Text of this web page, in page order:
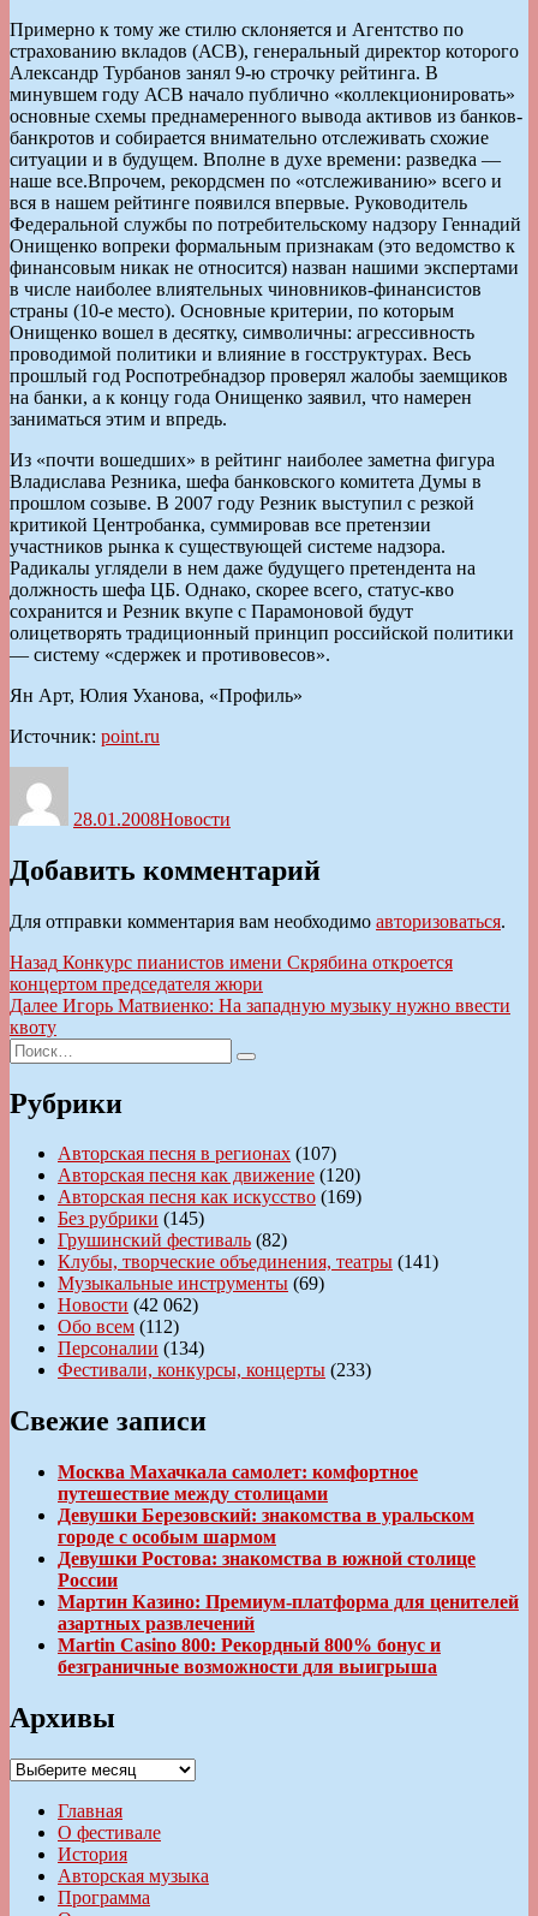
Примерно к тому же стилю склоняется и Агентство по
страхованию вкладов (АСВ), генеральный директор которого
Александр Турбанов занял 9-ю строчку рейтинга. В
минувшем году АСВ начало публично «коллекционировать»
основные схемы преднамеренного вывода активов из банков-
банкротов и собирается внимательно отслеживать схожие
ситуации и в будущем. Вполне в духе времени: разведка —
наше все.Впрочем, рекордсмен по «отслеживанию» всего и
вся в нашем рейтинге появился впервые. Руководитель
Федеральной службы по потребительскому надзору Геннадий
Онищенко вопреки формальным признакам (это ведомство к
финансовым никак не относится) назван нашими экспертами
в числе наиболее влиятельных чиновников-финансистов
страны (10-е место). Основные критерии, по которым
Онищенко вошел в десятку, символичны: агрессивность
проводимой политики и влияние в госструктурах. Весь
прошлый год Роспотребнадзор проверял жалобы заемщиков
на банки, а к концу года Онищенко заявил, что намерен
заниматься этим и впредь.
Из «почти вошедших» в рейтинг наиболее заметна фигура
Владислава Резника, шефа банковского комитета Думы в
прошлом созыве. В 2007 году Резник выступил с резкой
критикой Центробанка, суммировав все претензии
участников рынка к существующей системе надзора.
Радикалы углядели в нем даже будущего претендента на
должность шефа ЦБ. Однако, скорее всего, статус-кво
сохранится и Резник вкупе с Парамоновой будут
олицетворять традиционный принцип российской политики
— систему «сдержек и противовесов».
Ян Арт, Юлия Уханова, «Профиль»
Источник: point.ru
28.01.2008Новости
Добавить комментарий
Для отправки комментария вам необходимо авторизоваться.
Навигация
по
записям
Назад Предыдущая
запись:
Конкурс пианистов имени Скрябина откроется
концертом председателя жюри
Далее Следующая
Игорь Матвиенко: На западную музыку нужно ввести
квоту
Искать:
Поиск
Рубрики
Авторская песня в регионах (107)
Авторская песня как движение (120)
Авторская песня как искусство (169)
Без рубрики (145)
Грушинский фестиваль (82)
Клубы, творческие объединения, театры (141)
Музыкальные инструменты (69)
Новости (42 062)
Обо всем (112)
Персоналии (134)
Фестивали, конкурсы, концерты (233)
Свежие записи
Москва Махачкала самолет: комфортное
путешествие между столицами
Девушки Березовский: знакомства в уральском
городе с особым шармом
Девушки Ростова: знакомства в южной столице
России
Мартин Казино: Премиум-платформа для ценителей
азартных развлечений
Martin Casino 800: Рекордный 800% бонус и
безграничные возможности для выигрыша
Архивы
Архивы
Главная
О фестивале
История
Авторская музыка
Программа